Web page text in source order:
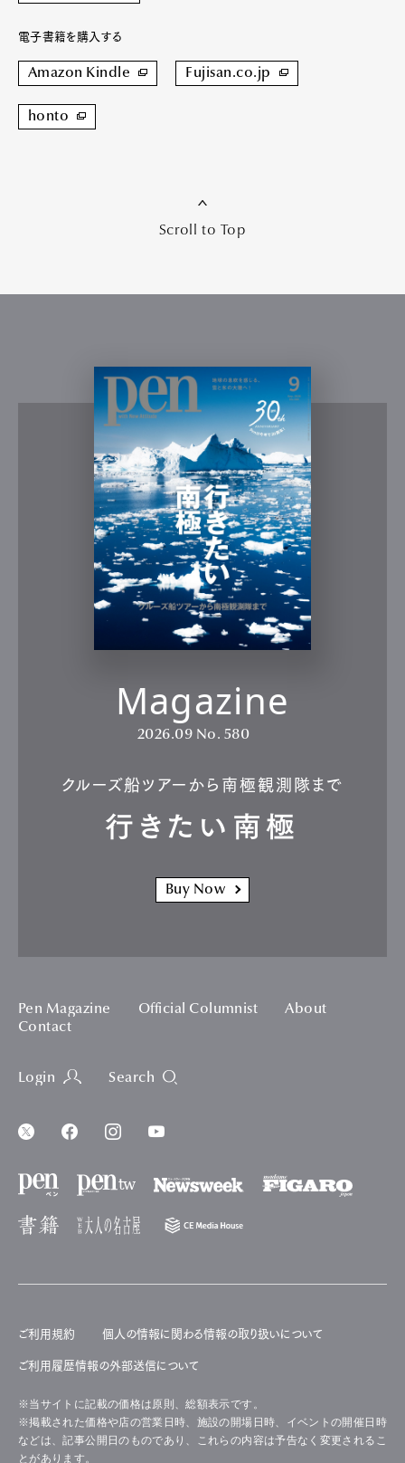
電子書籍を購入する
Amazon Kindle Fujisan.co.jp
honto
Scroll to Top
Magazine
2026.09 No. 580
クルーズ船ツアーから南極観測隊まで
行きたい南極
Buy Now
Pen Magazine Official Columnist
About
Contact
Login Search
ご利用規約 個人の情報に関わる情報の取り扱いについて
ご利用履歴情報の外部送信について
※当サイトに記載の価格は原則、総額表示です。
※掲載された価格や店の営業日時、施設の開場日時、イベントの開催日時
などは、記事公開日のものであり、これらの内容は予告なく変更されるこ
とがあります。